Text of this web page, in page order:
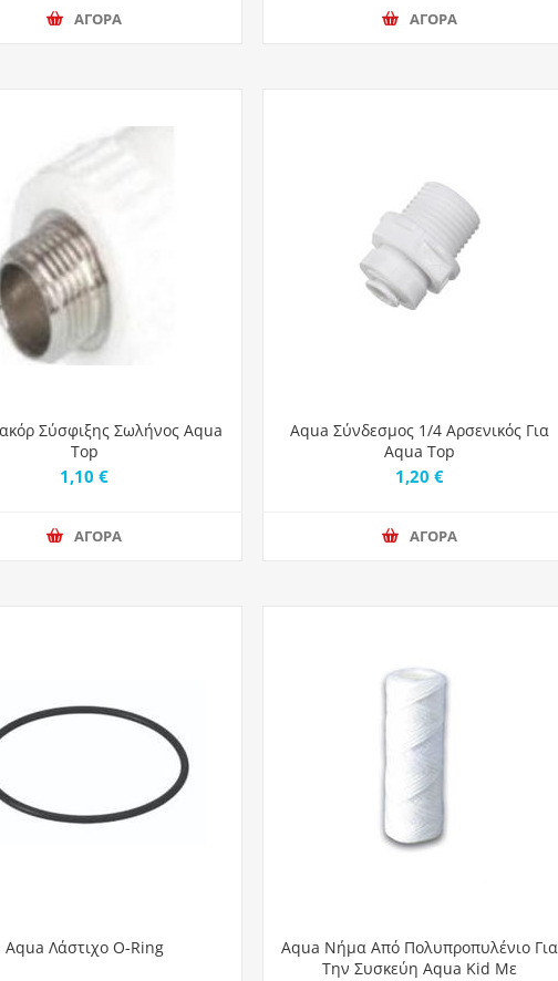
ΑΓΟΡΑ ΑΓΟΡΑ
Σύσφιξης Σωλήνος Aqua
Top
1,10 €
ΑΓΟΡΑ
Aqua Σύνδεσμος 1/4 Αρσενικός Για
Aqua Top
1,20 €
ΑΓΟΡΑ
Aqua Λάστιχο O-Ring
Aqua Νήμα Από Πολυπροπυλένιο Για
Την Συσκεύη Aqua Kid Με